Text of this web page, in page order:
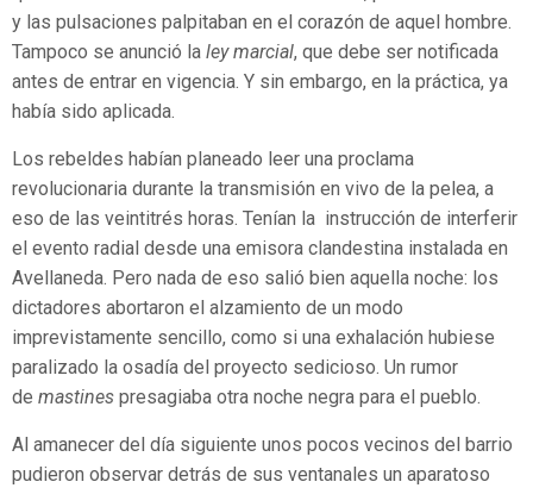
y las pulsaciones palpitaban en el corazón de aquel hombre.
Tampoco se anunció la ley marcial, que debe ser notificada
antes de entrar en vigencia. Y sin embargo, en la práctica, ya
había sido aplicada.
Los rebeldes habían planeado leer una proclama
revolucionaria durante la transmisión en vivo de la pelea, a
eso de las veintitrés horas. Tenían la instrucción de interferir
el evento radial desde una emisora clandestina instalada en
Avellaneda. Pero nada de eso salió bien aquella noche: los
dictadores abortaron el alzamiento de un modo
imprevistamente sencillo, como si una exhalación hubiese
paralizado la osadía del proyecto sedicioso. Un rumor
de mastines presagiaba otra noche negra para el pueblo.
Al amanecer del día siguiente unos pocos vecinos del barrio
pudieron observar detrás de sus ventanales un aparatoso